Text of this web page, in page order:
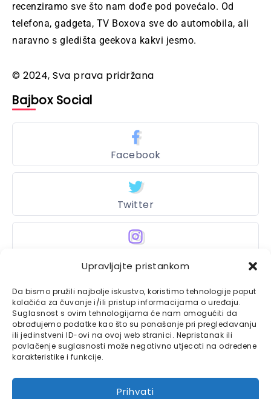
Upravljajte pristankom
Da bismo pružili najbolje iskustvo, koristimo tehnologije poput
kolačića za čuvanje i/ili pristup informacijama o uređaju.
Suglasnost s ovim tehnologijama će nam omogućiti da
obrađujemo podatke kao što su ponašanje pri pregledavanju
ili jedinstveni ID-ovi na ovoj web stranici. Nepristanak ili
povlačenje suglasnosti može negativno utjecati na određene
karakteristike i funkcije.
Prihvati
recenziramo sve što nam dođe pod povećalo. Od
telefona, gadgeta, TV Boxova sve do automobila, ali
naravno s gledišta geekova kakvi jesmo.
© 2024, Sva prava pridržana
Bajbox Social
Facebook
Twitter
Bajtbox
Linkovi
Kontaktirajte nas
Bajtbox koristi
Globalhosthosting